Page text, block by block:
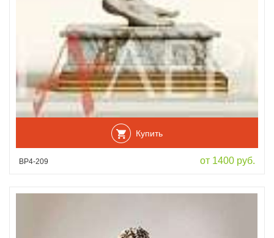
Купить
ВР4-209 от 1400 руб.